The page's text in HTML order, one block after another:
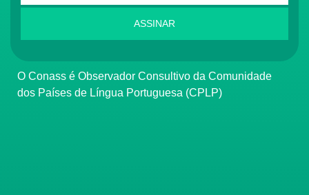
ASSINAR
O Conass é Observador Consultivo da Comunidade
dos Países de Língua Portuguesa (CPLP)